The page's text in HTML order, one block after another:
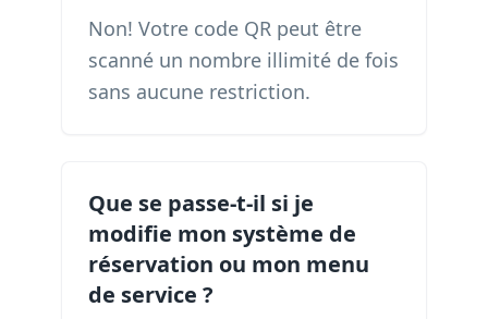
Non! Votre code QR peut être
scanné un nombre illimité de fois
sans aucune restriction.
Que se passe-t-il si je
modifie mon système de
réservation ou mon menu
de service ?